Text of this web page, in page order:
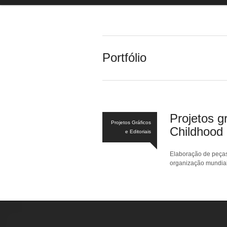
Portfólio
Projetos Gráficos
e Editoriais
Projetos
Childhood
Elaboração de
organização